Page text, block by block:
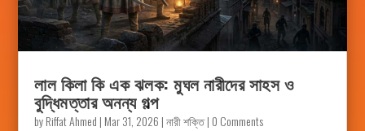
লাল কিলা কি এক ঝলক: মুঘল নারীদের সাহস ও
বুদ্ধিমত্তার অনন্য গল্প
byRiffat Ahmed | Mar 31, 2026 |নারী শক্তি| 0 Comments